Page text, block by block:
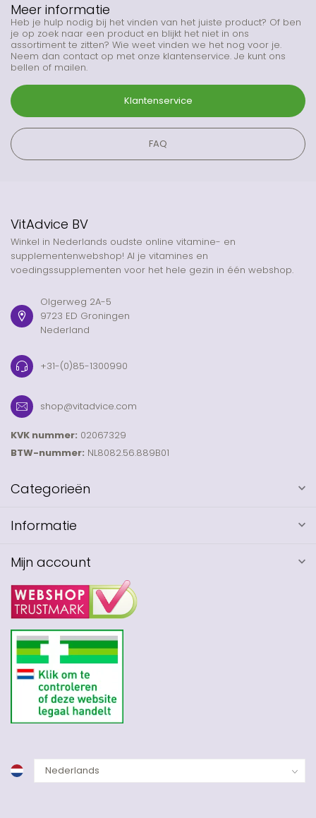
Meer informatie
Heb je hulp nodig bij het vinden van het juiste product? Of ben
je op zoek naar een product en blijkt het niet in ons
assortiment te zitten? Wie weet vinden we het nog voor je.
Neem dan contact op met onze klantenservice. Je kunt ons
bellen of mailen.
Klantenservice
FAQ
VitAdvice BV
Winkel in Nederlands oudste online vitamine- en
supplementenwebshop! Al je vitamines en
voedingssupplementen voor het hele gezin in één webshop.
Olgerweg 2A-5
9723 ED Groningen
Nederland
+31-(0)85-1300990
shop@vitadvice.com
KVK nummer: 02067329
BTW-nummer: NL8082.56.889B01
Categorieën
Informatie
Mijn account